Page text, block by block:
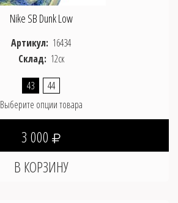
Nike SB Dunk Low
Артикул: 16434
Склад: 12ск
43
44
Выберите опции товара
3 000